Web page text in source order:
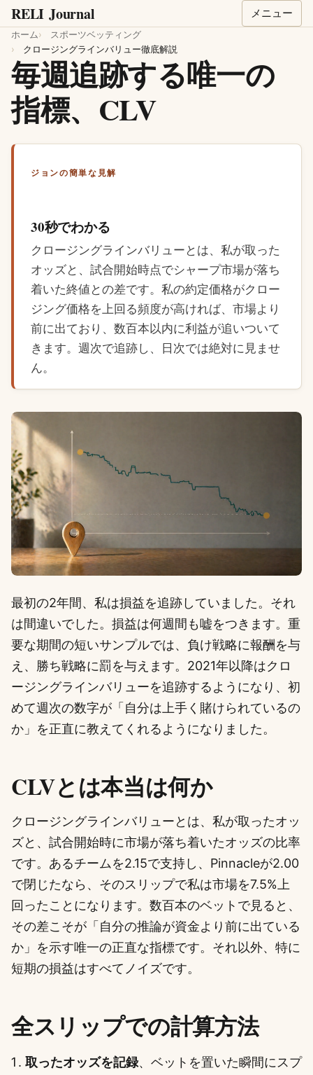
RELI Journal メニュー
ホーム
スポーツベッティング
クロージングラインバリュー徹底解説
毎週追跡する唯一の
指標、CLV
ジョンの簡単な見解
30秒でわかる
クロージングラインバリューとは、私が取った
オッズと、試合開始時点でシャープ市場が落ち
着いた終値との差です。私の約定価格がクロー
ジング価格を上回る頻度が高ければ、市場より
前に出ており、数百本以内に利益が追いついて
きます。週次で追跡し、日次では絶対に見ませ
ん。
最初の2年間、私は損益を追跡していました。それ
は間違いでした。損益は何週間も嘘をつきます。重
要な期間の短いサンプルでは、負け戦略に報酬を与
え、勝ち戦略に罰を与えます。2021年以降はクロ
ージングラインバリューを追跡するようになり、初
めて週次の数字が「自分は上手く賭けられているの
か」を正直に教えてくれるようになりました。
CLVとは本当は何か
クロージングラインバリューとは、私が取ったオッ
ズと、試合開始時に市場が落ち着いたオッズの比率
です。あるチームを2.15で支持し、Pinnacleが2.00
で閉じたなら、そのスリップで私は市場を7.5%上
回ったことになります。数百本のベットで見ると、
その差こそが「自分の推論が資金より前に出ている
か」を示す唯一の正直な指標です。それ以外、特に
短期の損益はすべてノイズです。
全スリップでの計算方法
取ったオッズを記録、ベットを置いた瞬間にスプ